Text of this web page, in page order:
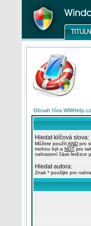
Obsah fóra WMHelp.cz
Hledat klíčová slova:
Můžete použítAND pro
mohou být a NOT pro
nahrazení části řetězce
Hledat autora:
Znak * použijte pro